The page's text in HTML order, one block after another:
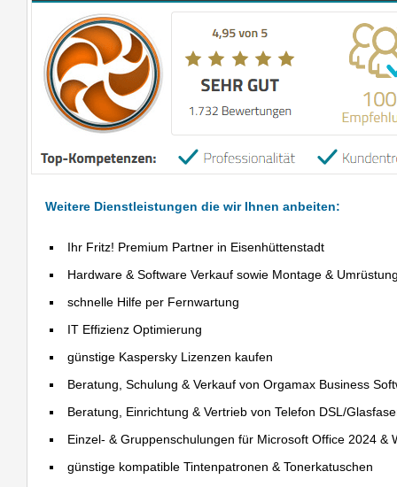
Weitere Dienstleistungen die wir Ihnen anbeiten:
Ihr Fritz! Premium Partner in Eisenhüttenstadt
Hardware & Software Verkauf sowie Montage &
schnelle Hilfe per Fernwartung
IT Effizienz Optimierung
günstige Kaspersky Lizenzen kaufen
Beratung, Schulung & Verkauf von Orgamax Business
Beratung, Einrichtung & Vertrieb von Telefon DSL/
Einzel- & Gruppenschulungen für Microsoft Office 2024 &
günstige kompatible Tintenpatronen & Tonerkatuschen